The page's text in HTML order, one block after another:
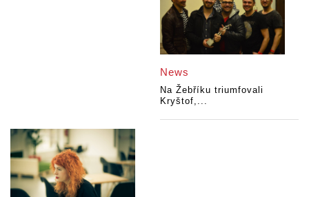
News
Na Žebříku triumfovali
Kryštof,...